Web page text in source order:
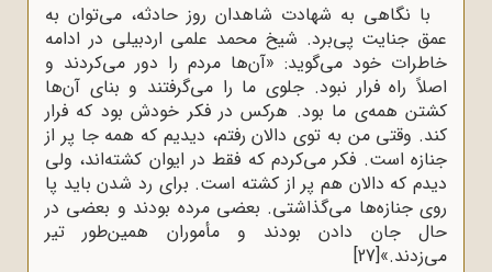
با نگاهى به شهادت شاهدان روز حادثه، مى‌توان به
عمق جنایت پى‌برد. شیخ محمد علمی اردبیلی در ادامه
خاطرات خود مى‌گوید: «آن‌ها مردم را دور مى‌کردند و
اصلاً راه فرار نبود. جلوى ما را مى‌گرفتند و بناى آن‌ها
کشتن همه‌ى ما بود. هرکس در فکر خودش بود که فرار
کند. وقتى من به توى دالان رفتم، دیدیم که همه جا پر از
جنازه است. فکر می‌کردم که فقط در ایوان کشته‌اند، ولى
دیدم که دالان هم پر از کشته است. براى رد شدن باید پا
روى جنازه‌ها مى‌گذاشتى. بعضى مرده بودند و بعضى در
حال جان دادن بودند و مأموران همین‌طور تیر
مى‌زدند.»[27]